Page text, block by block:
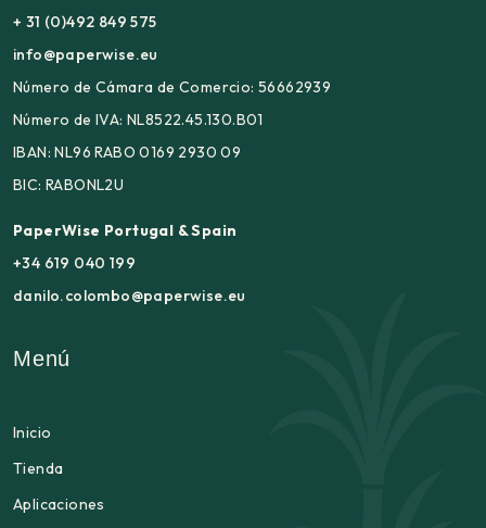
+ 31 (0)492 849 575
info@paperwise.eu
Número de Cámara de Comercio: 56662939
Número de IVA: NL8522.45.130.B01
IBAN: NL96 RABO 0169 2930 09
BIC: RABONL2U
PaperWise Portugal & Spain
+34 619 040 199
danilo.colombo@paperwise.eu
Menú
Inicio
Tienda
Aplicaciones